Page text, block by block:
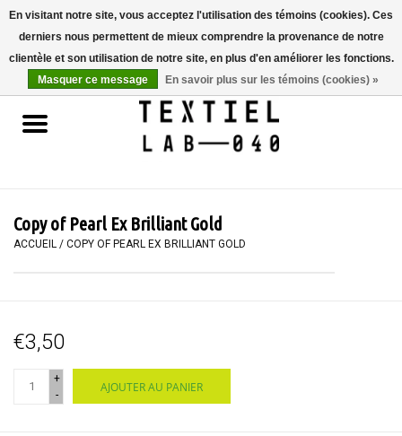
Accueil
LIVRES
PEINTURE
WORKSHOPS
SPECIALS
Copy of Pearl Ex Brilliant Gold
ACCUEIL / COPY OF PEARL EX BRILLIANT GOLD
€3,50
+
-
AJOUTER AU PANIER
En visitant notre site, vous acceptez l'utilisation des témoins (cookies). Ces
derniers nous permettent de mieux comprendre la provenance de notre
clientèle et son utilisation de notre site, en plus d'en améliorer les fonctions.
Masquer ce message
En savoir plus sur les témoins (cookies) »